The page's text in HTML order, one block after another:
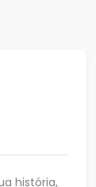
história,